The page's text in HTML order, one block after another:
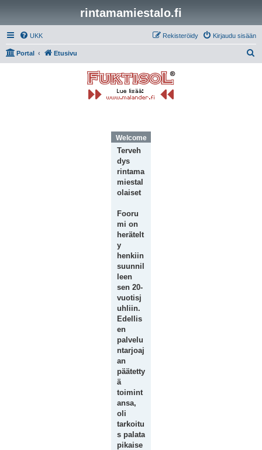
rintamamiestalo.fi
UKK Kirjaudu sisään
Rekisteröidy
Portal Etusivu
Welcome Message
Terveh
dys
rintama
miestal
olaiset
Fooru
mi on
herätelt
y
henkiin
suunnil
leen
sen 20-
vuotisj
uhliin.
Edellis
en
palvelu
ntarjoaj
an
päätetty
ä
toimint
ansa,
oli
tarkoitu
s palata
pikaise